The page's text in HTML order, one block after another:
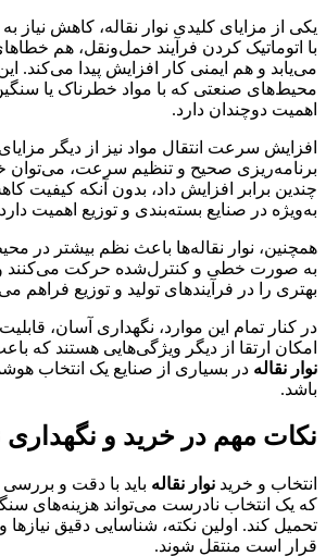
یکی از مزایای کلیدی نوار نقاله، کاهش نیاز
با اتوماتیک کردن فرآیند حمل‌ونقل، هم
می‌یابد و هم ایمنی کار افزایش پیدا می‌کند.
محیط‌های صنعتی که با مواد خطرناک یا
اهمیت دوچندان دارد.
افزایش سرعت انتقال مواد نیز از دیگر
برنامه‌ریزی صحیح و تنظیم سرعت، می‌توان
چندین برابر افزایش داد، بدون آنکه کیفیت
به‌ویژه در صنایع بسته‌بندی و توزیع اهمیت
همچنین، نوار نقاله‌ها باعث نظم بیشتر در
به صورت خطی و کنترل‌شده حرکت می‌کنند و
بهتری را در فرآیندهای تولید و توزیع فراهم
در کنار تمام این موارد، نگهداری آسان،
امکان ارتقا از دیگر ویژگی‌هایی هستند که
نوار نقاله در بسیاری از صنایع یک انتخاب
باشد.
نکات مهم در خرید و نگهداری
انتخاب و خرید نوار نقاله باید با دقت و بررسی
که یک انتخاب نادرست می‌تواند هزینه‌های
تحمیل کند. اولین نکته، شناسایی دقیق
قرار است منتقل شوند.